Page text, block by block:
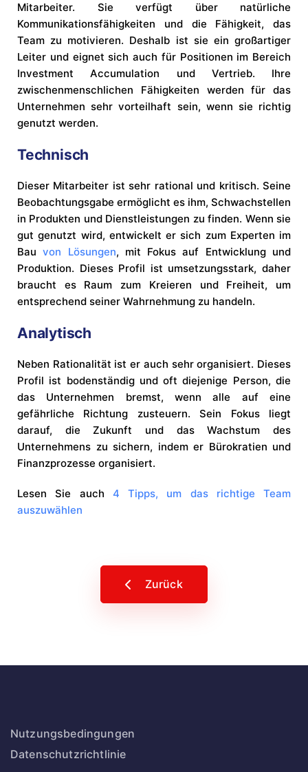
Mitarbeiter. Sie verfügt über natürliche
Kommunikationsfähigkeiten und die Fähigkeit, das
Team zu motivieren. Deshalb ist sie ein großartiger
Leiter und eignet sich auch für Positionen im Bereich
Investment Accumulation und Vertrieb. Ihre
zwischenmenschlichen Fähigkeiten werden für das
Unternehmen sehr vorteilhaft sein, wenn sie richtig
genutzt werden.
Technisch
Dieser Mitarbeiter ist sehr rational und kritisch. Seine
Beobachtungsgabe ermöglicht es ihm, Schwachstellen
in Produkten und Dienstleistungen zu finden. Wenn sie
gut genutzt wird, entwickelt er sich zum Experten im
Bauvon Lösungen, mit Fokus auf Entwicklung und
Produktion. Dieses Profil ist umsetzungsstark, daher
braucht es Raum zum Kreieren und Freiheit, um
entsprechend seiner Wahrnehmung zu handeln.
Analytisch
Neben Rationalität ist er auch sehr organisiert. Dieses
Profil ist bodenständig und oft diejenige Person, die
das Unternehmen bremst, wenn alle auf eine
gefährliche Richtung zusteuern. Sein Fokus liegt
darauf, die Zukunft und das Wachstum des
Unternehmens zu sichern, indem er Bürokratien und
Finanzprozesse organisiert.
Lesen Sie auch 4 Tipps, um das richtige Team
auszuwählen
Zurück
Nutzungsbedingungen
Datenschutzrichtlinie